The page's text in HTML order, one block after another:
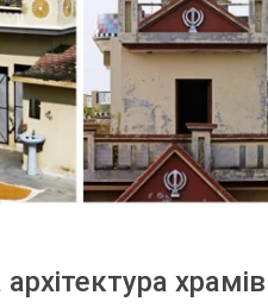
храмів